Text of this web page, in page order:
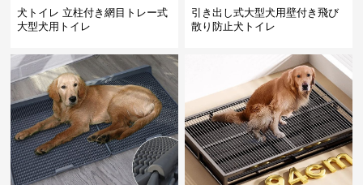
犬トイレ 立柱付き網目トレー式
大型犬用トイレ
引き出し式大型犬用壁付き飛び
散り防止犬トイレ